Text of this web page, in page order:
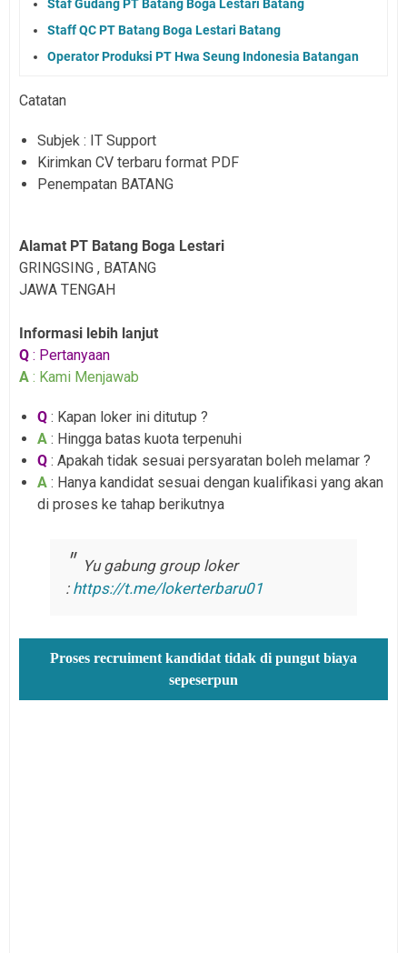
Staf Gudang PT Batang Boga Lestari Batang
Staff QC PT Batang Boga Lestari Batang
Operator Produksi PT Hwa Seung Indonesia Batangan
Catatan
Subjek : IT Support
Kirimkan CV terbaru format PDF
Penempatan BATANG
Alamat PT Batang Boga Lestari
GRINGSING , BATANG
JAWA TENGAH
Informasi lebih lanjut
Q : Pertanyaan
A : Kami Menjawab
Q : Kapan loker ini ditutup ?
A : Hingga batas kuota terpenuhi
Q : Apakah tidak sesuai persyaratan boleh melamar ?
A : Hanya kandidat sesuai dengan kualifikasi yang akan
di proses ke tahap berikutnya
Yu gabung group loker
: https://t.me/lokerterbaru01
Proses recruiment kandidat tidak di pungut biaya
sepeserpun